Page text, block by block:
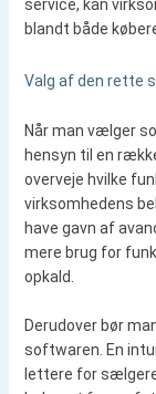
service, kan
blandt både
Valg af den rette
Når man vælger
hensyn til en
overveje hvilke
virksomhedens
have gavn af
mere brug for
opkald.
Derudover bør
softwaren. En
lettere for